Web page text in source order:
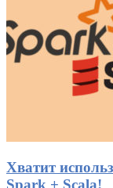
Хватит